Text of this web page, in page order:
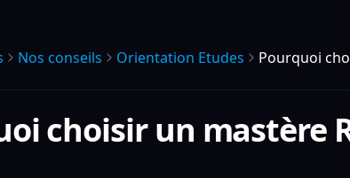
Nos conseils Orientation Etudes Pourquoi
choisir un mastère